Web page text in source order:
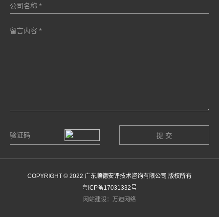
COPYRIGHT © 2022 广东顺德安评技术咨询有限公司 版权所有
粤ICP备17031332号
网站建设：万迪网络